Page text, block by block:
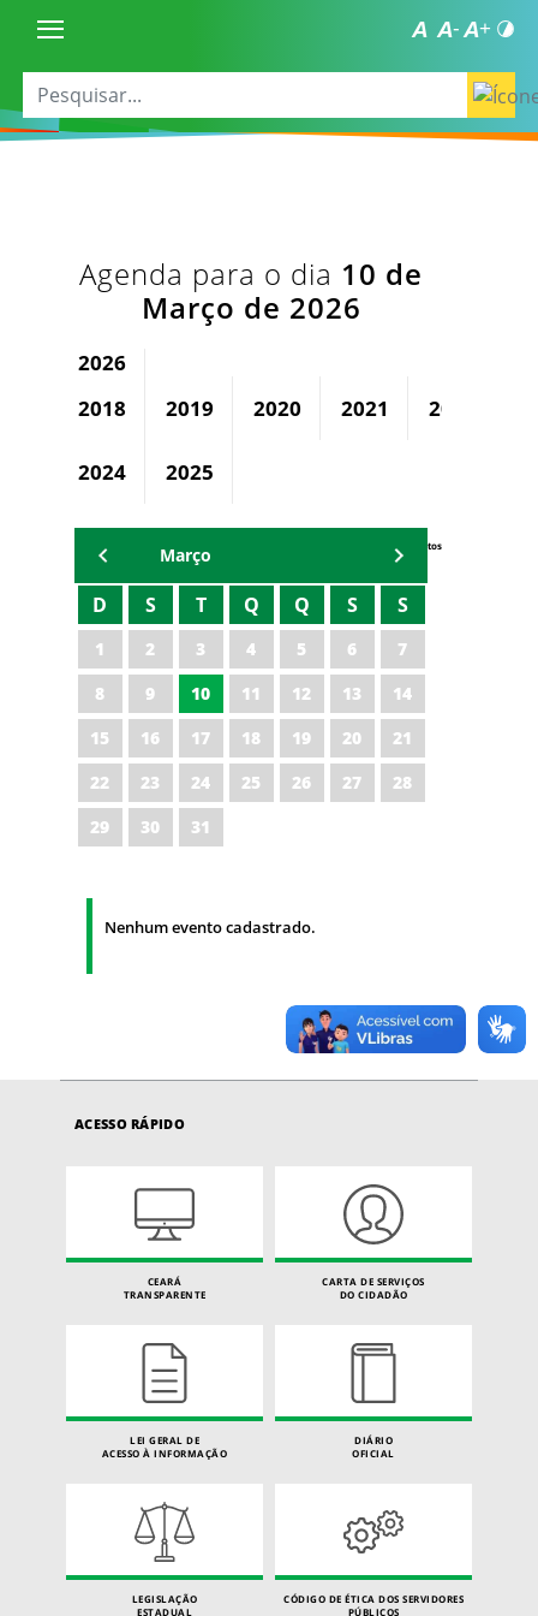
Agenda para o dia 10 de
Março de 2026
2026
2018
2019 2020 2021 2022
2024 2025
Eventos
Março
D S T Q Q S S
1 2 3 4 5 6
7
8
9 10 11 12 13
14
15
16 17 18 19 20
21
22
23 24 25 26 27
28
29
30 31
Nenhum evento cadastrado.
ACESSO RÁPIDO
CEARÁ
TRANSPARENTE
CARTA DE SERVIÇOS
DO CIDADÃO
LEI GERAL DE
ACESSO À INFORMAÇÃO
DIÁRIO
OFICIAL
LEGISLAÇÃO
ESTADUAL
CÓDIGO DE ÉTICA DOS SERVIDORES
PÚBLICOS